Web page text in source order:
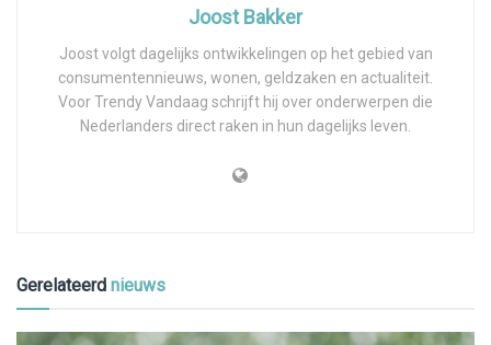
Joost Bakker
Joost volgt dagelijks ontwikkelingen op het gebied van
consumentennieuws, wonen, geldzaken en actualiteit.
Voor Trendy Vandaag schrijft hij over onderwerpen die
Nederlanders direct raken in hun dagelijks leven.
Gerelateerd nieuws